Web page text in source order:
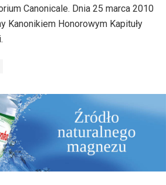
Canonicale. Dnia 25 marca 2010
Kanonikiem Honorowym Kapituły